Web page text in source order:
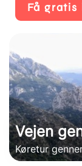
Få
Vejen
Køretur